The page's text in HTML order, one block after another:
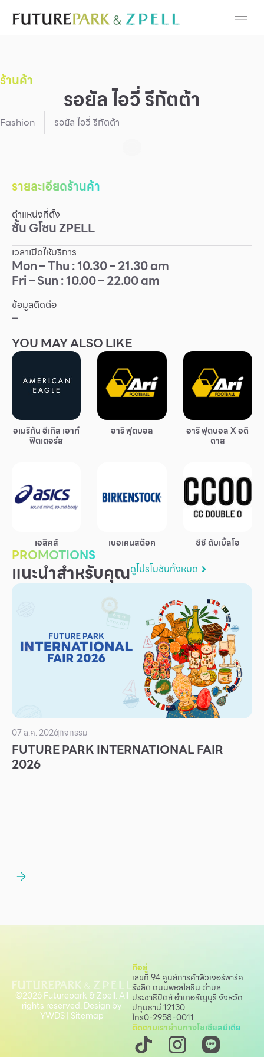
Cosmetic
Fashion
Food
Gold & Jewelry
IT
Mobile
Other
Service
Superstores
สมาชิก F-MEMBER
กิจกรรมและโปรโมชั่น
มีอะไรใหม่
เพื่อสังคม
ฟิวเจอร์ซิตี้
ผู้เช่าพื้นที่
ร่วมงานกับเรา
สิทธิประโยชน์ที่ฟิวเจอร์พาร์ค
ร้านค้า
รอยัล ไอวี่ รีกัตต้า
Fashion รอยัล ไอวี่ รีกัตต้า
รายละเอียดร้านค้า
ตำแหน่งที่ตั้ง
ชั้นGโซนZPELL
เวลาเปิดให้บริการ
Mon – Thu : 10.30 – 21.30 am
Fri – Sun : 10.00 – 22.00 am
ข้อมูลติดต่อ
–
YOU MAY ALSO LIKE
อเมริกัน อีเกิล เอาท์
ฟิตเตอร์ส
อาริ ฟุตบอล อาริ ฟุตบอล X อดิ
ดาส
เอสิคส์ เบอเคนสต๊อค ซีซี ดับเบิ้ลโอ
PROMOTIONS
แนะนำสำหรับคุณดูโปรโมชันทั้งหมด
07 ส.ค. 2026กิจกรรม
FUTURE PARK INTERNATIONAL FAIR
2026
ที่อยู่
เลขที่ 94 ศูนย์การค้าฟิวเจอร์พาร์ค
รังสิต ถนนพหลโยธิน ตำบล
ประชาธิปัตย์ อำเภอธัญบุรี จังหวัด
ปทุมธานี 12130
โทร0-2958-0011
ติดตามเราผ่านทางโซเชียลมีเดีย
©2026 Futurepark & Zpell. All
rights reserved. Design by
YWDS| Sitemap